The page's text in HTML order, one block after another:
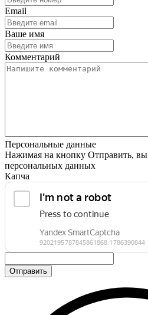
Email
Ваше имя
Комментарий
Персональные данные
Нажимая на кнопку Отправить, вы
персональных данных
Капча
Отправить